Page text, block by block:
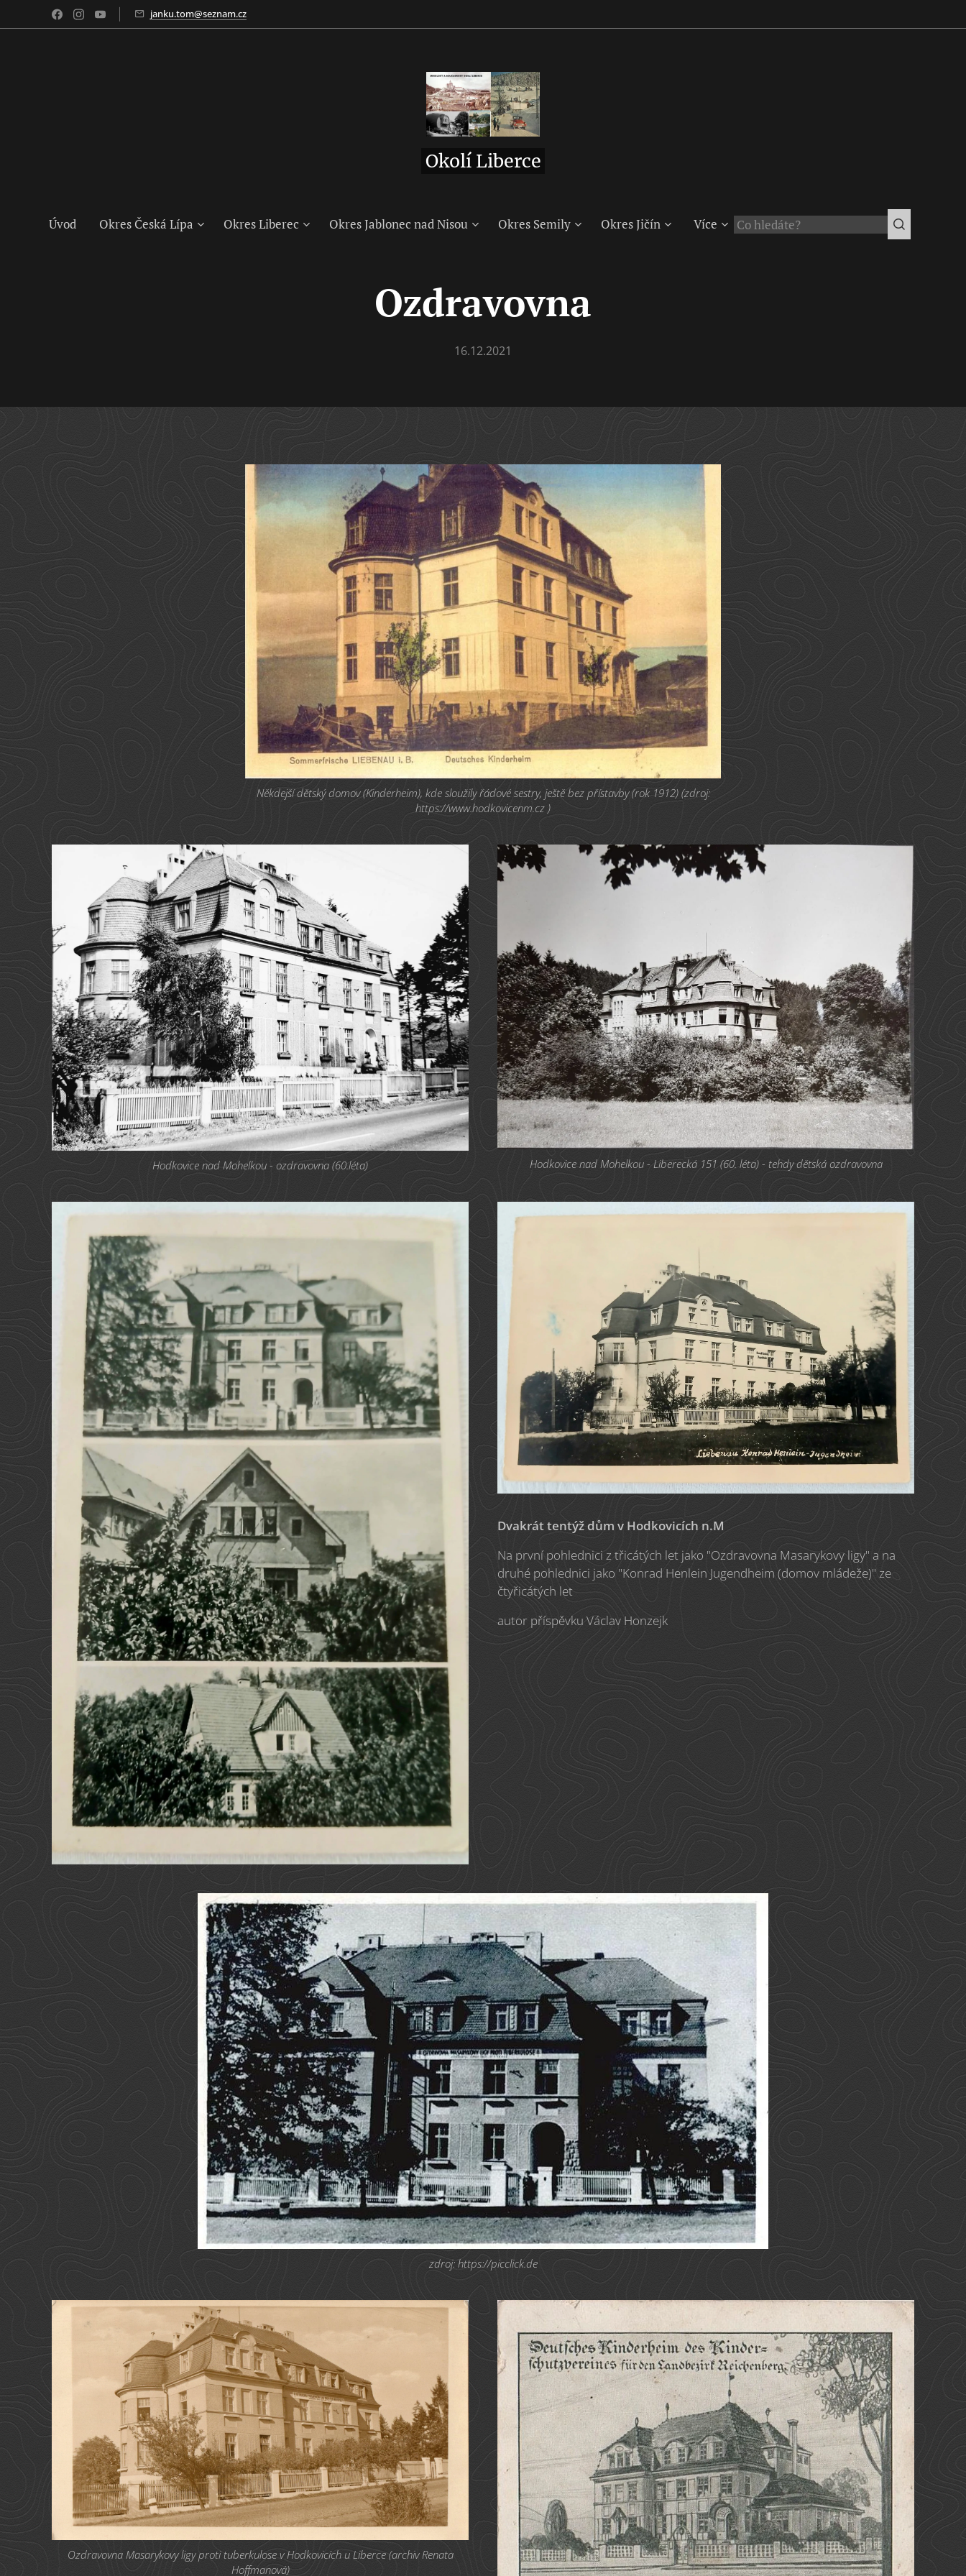
janku.tom@seznam.cz
Okolí Liberce
Úvod Okres Česká Lípa Okres Liberec Okres Jablonec nad Nisou Okres Semily Okres Jičín Více
Ozdravovna
16.12.2021
Někdejší dětský domov (Kinderheim), kde sloužily řádové sestry, ještě bez přístavby (rok 1912) (zdroj:
https://www.hodkovicenm.cz )
Hodkovice nad Mohelkou - ozdravovna (60.léta) Hodkovice nad Mohelkou - Liberecká 151 (60. léta) - tehdy dětská ozdravovna
Dvakrát tentýž dům v Hodkovicích n.M
Na první pohlednici z třicátých let jako "Ozdravovna Masarykovy ligy" a na
druhé pohlednici jako "Konrad Henlein Jugendheim (domov mládeže)" ze
čtyřicátých let
autor příspěvku Václav Honzejk
zdroj: https://picclick.de
Ozdravovna Masarykovy ligy proti tuberkulose v Hodkovicích u Liberce (archiv Renata
Hoffmanová)